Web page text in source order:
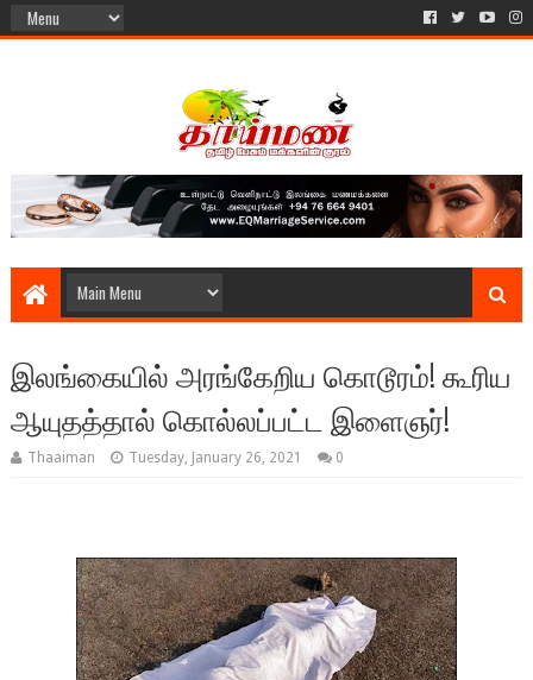
இலங்கையில் அரங்கேறிய கொடூரம்! கூரிய
ஆயுதத்தால் கொல்லப்பட்ட இளைஞர்!
Thaaiman Tuesday, January 26, 2021 0